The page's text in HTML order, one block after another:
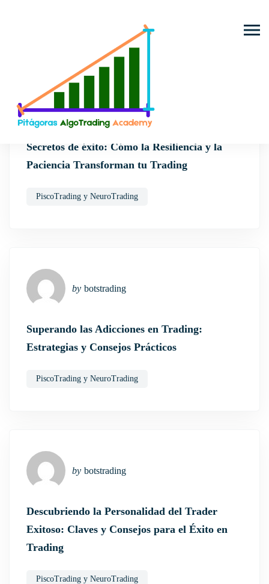
Secretos de éxito: Cómo la Resiliencia y la
Paciencia Transforman tu Trading
by botstrading
PiscoTrading y NeuroTrading
Superando las Adicciones en Trading:
Estrategias y Consejos Prácticos
by botstrading
PiscoTrading y NeuroTrading
Descubriendo la Personalidad del Trader
Exitoso: Claves y Consejos para el Éxito en
Trading
by botstrading
PiscoTrading y NeuroTrading